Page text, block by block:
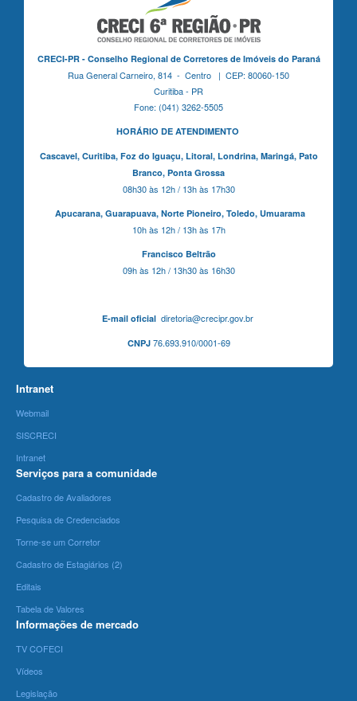
CRECI-PR - Conselho Regional de Corretores de Imóveis do Paraná
Rua General Carneiro, 814 - Centro | CEP: 80060-150
Curitiba - PR
Fone: (041) 3262-5505
HORÁRIO DE ATENDIMENTO
Cascavel, Curitiba,Foz do Iguaçu, Litoral, Londrina, Maringá, Pato
Branco, Ponta Grossa
08h30 às 12h / 13h às 17h30
Apucarana, Guarapuava, Norte Pioneiro, Toledo, Umuarama
10h às 12h / 13h às 17h
Francisco Beltrão
09h às 12h / 13h30 às 16h30
E-mail oficialdiretoria@crecipr.gov.br
CNPJ76.693.910/0001-69
Intranet
Webmail
SISCRECI
Intranet
Serviços para a comunidade
Cadastro de Avaliadores
Pesquisa de Credenciados
Torne-se um Corretor
Cadastro de Estagiários (2)
Editais
Tabela de Valores
Informações de mercado
TV COFECI
Vídeos
Legislação